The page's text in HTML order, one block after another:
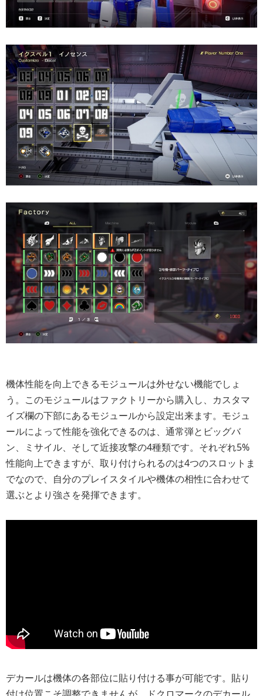
機体性能を向上できるモジュールは外せない機能でしょ
う。このモジュールはファクトリーから購入し、カスタマ
イズ欄の下部にあるモジュールから設定出来ます。モジュ
ールによって性能を強化できるのは、通常弾とビッグバ
ン、ミサイル、そして近接攻撃の4種類です。それぞれ5%
性能向上できますが、取り付けられるのは4つのスロットま
でなので、自分のプレイスタイルや機体の相性に合わせて
選ぶとより強さを発揮できます。
デカールは機体の各部位に貼り付ける事が可能です。貼り